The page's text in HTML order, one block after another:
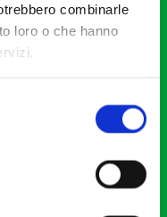
combinarle
loro o che hanno